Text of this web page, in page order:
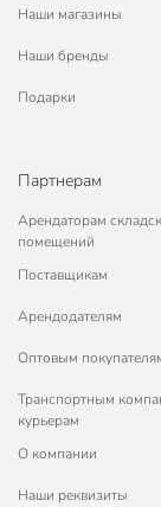
Наши магазины
Наши бренды
Подарки
Партнерам
Арендаторам
помещений
Поставщикам
Арендодателям
Оптовым
Транспортным
курьерам
О компании
Наши реквизиты